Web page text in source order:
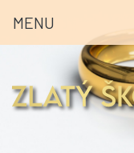
MENU